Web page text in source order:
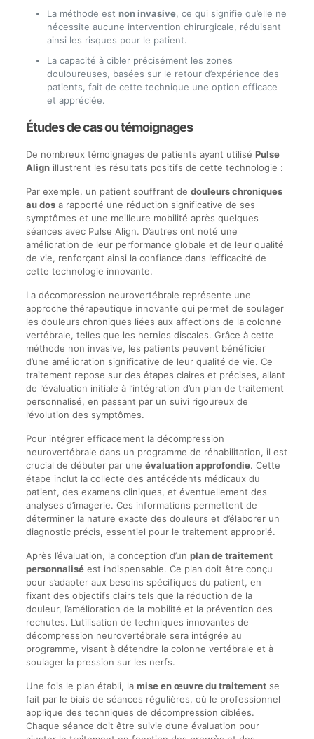
La méthode est non invasive, ce qui signifie qu’elle ne
nécessite aucune intervention chirurgicale, réduisant
ainsi les risques pour le patient.
La capacité à cibler précisément les zones
douloureuses, basées sur le retour d’expérience des
patients, fait de cette technique une option efficace
et appréciée.
Études de cas ou témoignages
De nombreux témoignages de patients ayant utilisé Pulse
Alignillustrent les résultats positifs de cette technologie :
Par exemple, un patient souffrant de douleurs chroniques
au dosa rapporté une réduction significative de ses
symptômes et une meilleure mobilité après quelques
séances avec Pulse Align. D’autres ont noté une
amélioration de leur performance globale et de leur qualité
de vie, renforçant ainsi la confiance dans l’efficacité de
cette technologie innovante.
La décompression neurovertébrale représente une
approche thérapeutique innovante qui permet de soulager
les douleurs chroniques liées aux affections de la colonne
vertébrale, telles que les hernies discales. Grâce à cette
méthode non invasive, les patients peuvent bénéficier
d’une amélioration significative de leur qualité de vie. Ce
traitement repose sur des étapes claires et précises, allant
de l’évaluation initiale à l’intégration d’un plan de traitement
personnalisé, en passant par un suivi rigoureux de
l’évolution des symptômes.
Pour intégrer efficacement la décompression
neurovertébrale dans un programme de réhabilitation, il est
crucial de débuter par une évaluation approfondie. Cette
étape inclut la collecte des antécédents médicaux du
patient, des examens cliniques, et éventuellement des
analyses d’imagerie. Ces informations permettent de
déterminer la nature exacte des douleurs et d’élaborer un
diagnostic précis, essentiel pour le traitement approprié.
Après l’évaluation, la conception d’un plan de traitement
personnaliséest indispensable. Ce plan doit être conçu
pour s’adapter aux besoins spécifiques du patient, en
fixant des objectifs clairs tels que la réduction de la
douleur, l’amélioration de la mobilité et la prévention des
rechutes. L’utilisation de techniques innovantes de
décompression neurovertébrale sera intégrée au
programme, visant à détendre la colonne vertébrale et à
soulager la pression sur les nerfs.
Une fois le plan établi, la mise en œuvre du traitementse
fait par le biais de séances régulières, où le professionnel
applique des techniques de décompression ciblées.
Chaque séance doit être suivie d’une évaluation pour